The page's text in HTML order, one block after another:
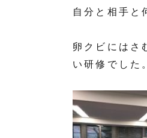
自分と相手と
卵クビにはさ
い研修でした